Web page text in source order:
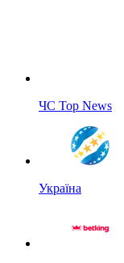
ЧС Top News
Україна